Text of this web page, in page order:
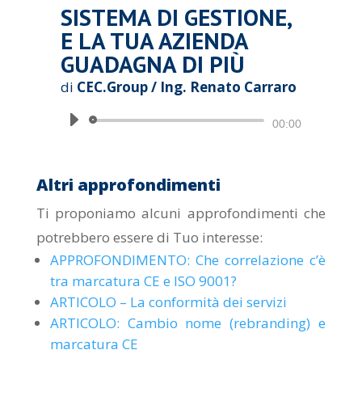
SISTEMA DI GESTIONE,
E LA TUA AZIENDA
GUADAGNA DI PIÙ
di CEC.Group / Ing. Renato Carraro
Audio
00:00
Altri approfondimenti
Ti proponiamo alcuni approfondimenti che
potrebbero essere di Tuo interesse:
APPROFONDIMENTO: Che correlazione c’è
tra marcatura CE e ISO 9001?
ARTICOLO – La conformità dei servizi
ARTICOLO: Cambio nome (rebranding) e
marcatura CE